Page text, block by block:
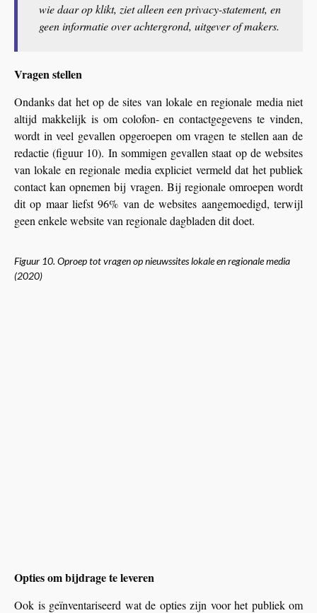
wie daar op klikt, ziet alleen een privacy-statement, en
geen informatie over achtergrond, uitgever of makers.
Vragen stellen
Ondanks dat het op de sites van lokale en regionale media niet
altijd makkelijk is om colofon- en contactgegevens te vinden,
wordt in veel gevallen opgeroepen om vragen te stellen aan de
redactie (figuur 10). In sommigen gevallen staat op de websites
van lokale en regionale media expliciet vermeld dat het publiek
contact kan opnemen bij vragen. Bij regionale omroepen wordt
dit op maar liefst 96% van de websites aangemoedigd, terwijl
geen enkele website van regionale dagbladen dit doet.
Figuur 10. Oproep tot vragen op nieuwssites lokale en regionale media
(2020)
Opties om bijdrage te leveren
Ook is geïnventariseerd wat de opties zijn voor het publiek om